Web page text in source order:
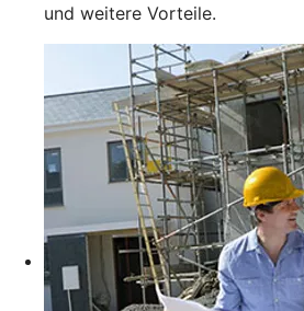
und weitere Vorteile.